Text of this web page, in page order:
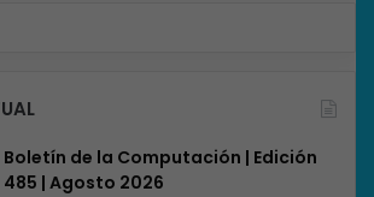
Boletín de la Computación | Edición
485 | Agosto 2026